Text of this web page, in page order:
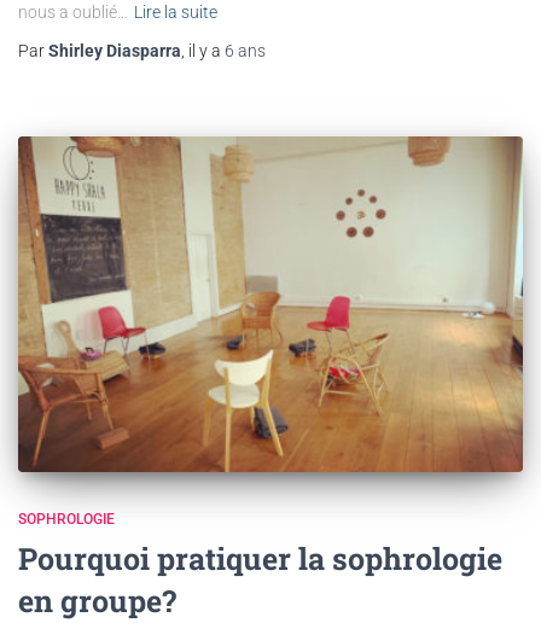
nous a oublié…
Lire la suite
ParShirley Diasparra , il y a 6 ans
SOPHROLOGIE
Pourquoi pratiquer la sophrologie
en groupe?